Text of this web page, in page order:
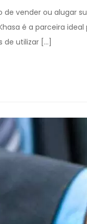
vender ou alugar
é a parceira
de utilizar […]